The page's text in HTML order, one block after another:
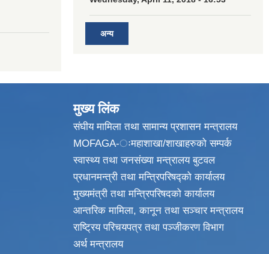
अन्य
मुख्य लिंक
संघीय मामिला तथा सामान्य प्रशासन मन्त्रालय
MOFAGA-ःमहाशाखा/शाखाहरुको सम्पर्क
स्वास्थ्य तथा जनसंख्या मन्त्रालय बुटवल
प्रधानमन्त्री तथा मन्त्रिपरिषद्को कार्यालय
मुख्यमंत्री तथा मन्त्रिपरिषदको कार्यालय
आन्तरिक मामिला, कानून तथा सञ्चार मन्त्रालय
राष्ट्रिय परिचयपत्र तथा पञ्जीकरण विभाग
अर्थ मन्त्रालय